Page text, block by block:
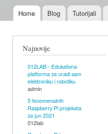
za svakoga
(Arduino,
Raspberry
Pi,
BeagleBone
Black,
IOIO-OTG,
LaunchPad,
motori,
Main menu
Home Blog Tutorijali
Najnovije
012LAB - Edukativna
platforma za uradi sam
elektroniku i robotiku
admin
5 fenomenalnih
Raspberry Pi projekata
za jun 2021
012lab